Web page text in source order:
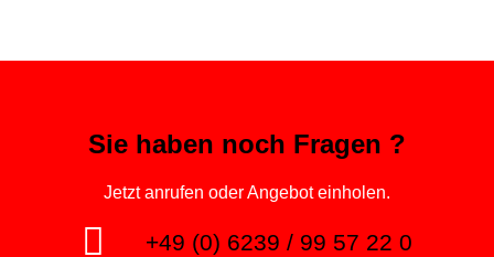
Sie haben noch Fragen ?
Jetzt anrufen oder Angebot einholen.
+49 (0) 6239 / 99 57 22 0